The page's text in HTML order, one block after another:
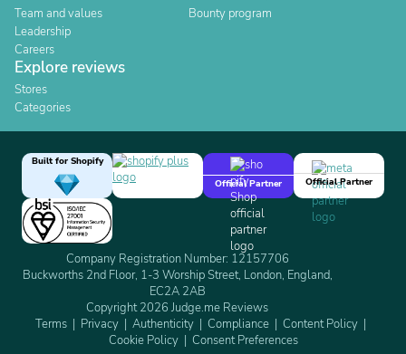
Team and values
Leadership
Careers
Bounty program
Explore reviews
Stores
Categories
Built for Shopify
Official Partner
Official Partner
Company Registration Number: 12157706
Buckworths 2nd Floor, 1-3 Worship Street, London, England,
EC2A 2AB
Copyright 2026 Judge.me Reviews
Terms
Privacy Authenticity Compliance
Content Policy
Cookie Policy
Consent Preferences